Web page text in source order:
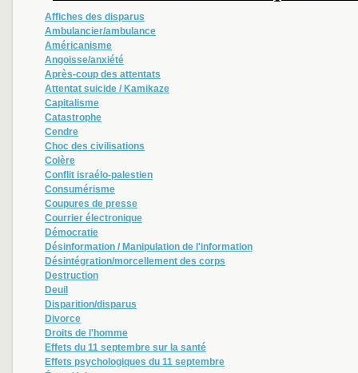
Affiches des disparus
Ambulancier/ambulance
Américanisme
Angoisse/anxiété
Après-coup des attentats
Attentat suicide / Kamikaze
Capitalisme
Catastrophe
Cendre
Choc des civilisations
Colère
Conflit israélo-palestien
Consumérisme
Coupures de presse
Courrier électronique
Démocratie
Désinformation / Manipulation de l'information
Désintégration/morcellement des corps
Destruction
Deuil
Disparition/disparus
Divorce
Droits de l'homme
Effets du 11 septembre sur la santé
Effets psychologiques du 11 septembre